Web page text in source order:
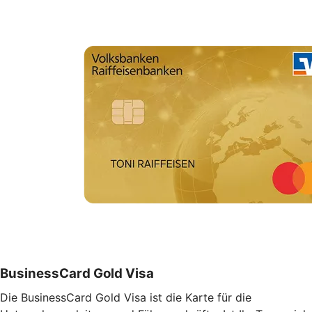
BusinessCard Gold Visa
Die BusinessCard Gold Visa ist die Karte für die